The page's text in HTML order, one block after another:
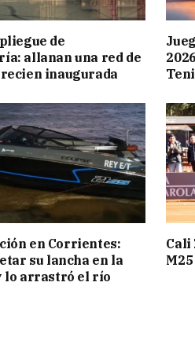
de
allanan una red de
inaugurada
en Corrientes:
su lancha en la
lo arrastró el río
Cali